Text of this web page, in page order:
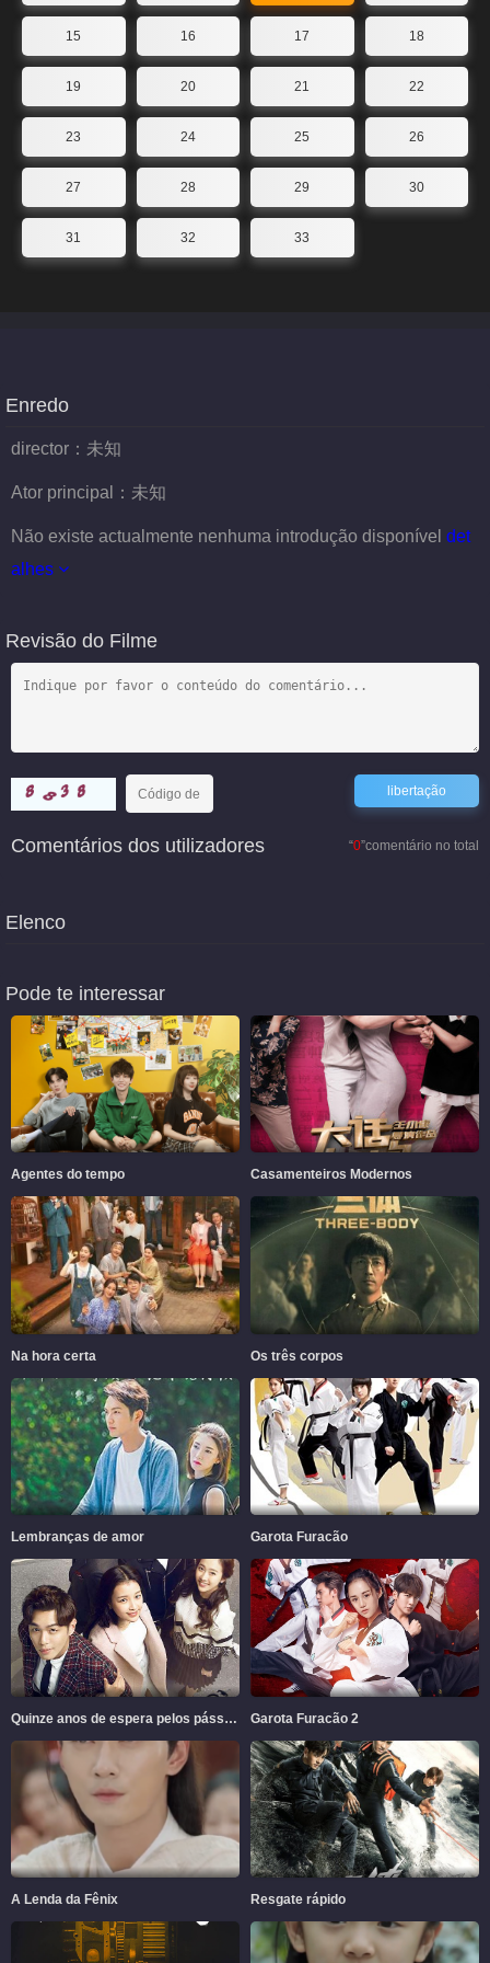
15 16 17 18
19 20 21 22
23 24 25 26
27 28 29 30
31 32 33
Enredo
director： 未知
Ator principal： 未知
Não existe actualmente nenhuma introdução disponível det
alhes
Revisão do Filme
“0”comentário no total
Comentários dos utilizadores
Elenco
Pode te interessar
Agentes do tempo Casamenteiros Modernos
Na hora certa Os três corpos
Lembranças de amor Garota Furacão
Quinze anos de espera pelos pássaros migratórios Garota Furacão 2
A Lenda da Fênix Resgate rápido